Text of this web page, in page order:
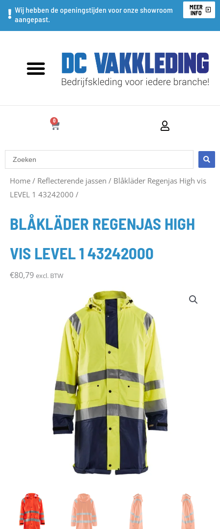
Ga
naar
Wij hebben de openingstijden voor onze showroom
aangepast.
MEER
INFO
0
WINKELWAGEN
Search
...
Home / Reflecterende jassen / Blåkläder Regenjas High vis
LEVEL 1 43242000 /
BLÅKLÄDER REGENJAS HIGH
VIS LEVEL 1 43242000
€80,79 excl. BTW